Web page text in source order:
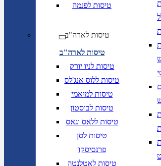
טיסות לפנמה
טיסות לארה"ב
טיסות לארה"ב
טיסות לניו יורק
טיסות ללוס אנג'לס
טיסות למיאמי
טיסות לבוסטון
טיסות ללאס וגאס
טיסות לסן
פרנסיסקו
טיסות לאטלנטה